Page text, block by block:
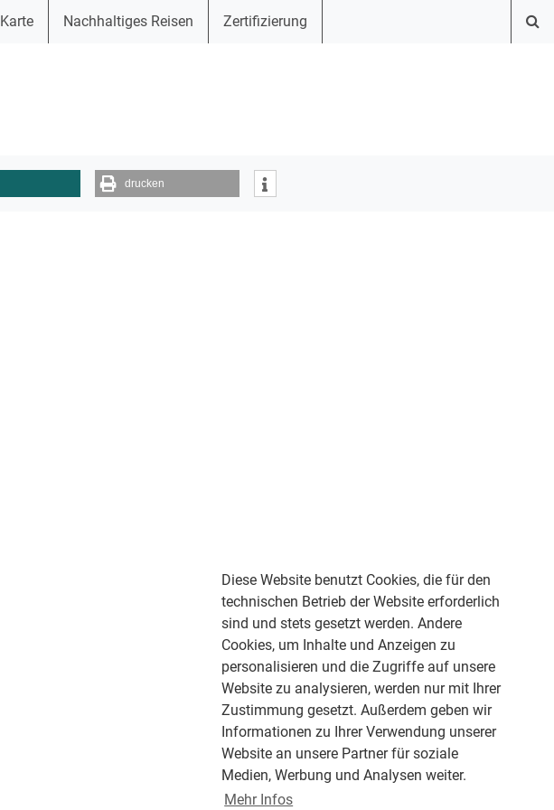
Diese Website benutzt Cookies, die für den
technischen Betrieb der Website erforderlich
sind und stets gesetzt werden. Andere
Cookies, um Inhalte und Anzeigen zu
personalisieren und die Zugriffe auf unsere
Website zu analysieren, werden nur mit Ihrer
Zustimmung gesetzt. Außerdem geben wir
Informationen zu Ihrer Verwendung unserer
Website an unsere Partner für soziale
Medien, Werbung und Analysen weiter.
Mehr Infos
Karte Nachhaltiges Reisen Zertifizierung
drucken